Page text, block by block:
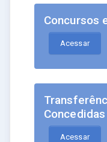
Concursos
Acessar
Concedidas
Acessar